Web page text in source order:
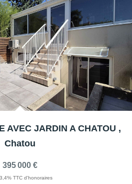
AVEC JARDIN A CHATOU ,
Chatou
395 000 €
TTC d'honoraires